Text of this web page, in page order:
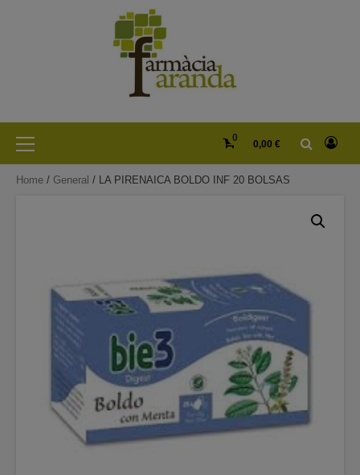
Primary
Menu
0
0,00 €
Home / General / LA PIRENAICA BOLDO INF 20 BOLSAS